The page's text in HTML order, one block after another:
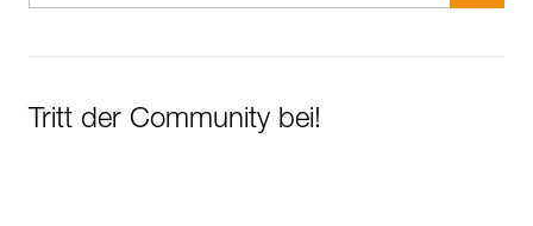
Tritt der Community bei!